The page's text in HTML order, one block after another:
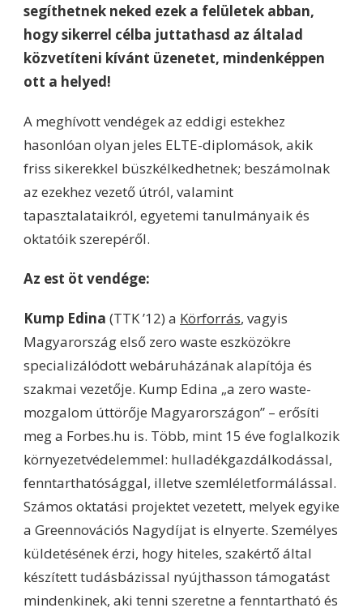
segíthetnek neked ezek a felületek abban,
hogy sikerrel célba juttathasd az általad
közvetíteni kívánt üzenetet, mindenképpen
ott a helyed!
A meghívott vendégek az eddigi estekhez
hasonlóan olyan jeles ELTE-diplomások, akik
friss sikerekkel büszkélkedhetnek; beszámolnak
az ezekhez vezető útról, valamint
tapasztalataikról, egyetemi tanulmányaik és
oktatóik szerepéről.
Az est öt vendége:
Kump Edina (TTK ’12) a Körforrás, vagyis
Magyarország első zero waste eszközökre
specializálódott webáruházának alapítója és
szakmai vezetője. Kump Edina „a zero waste-
mozgalom úttörője Magyarországon” – erősíti
meg a Forbes.hu is. Több, mint 15 éve foglalkozik
környezetvédelemmel: hulladékgazdálkodással,
fenntarthatósággal, illetve szemléletformálással.
Számos oktatási projektet vezetett, melyek egyike
a Greennovációs Nagydíjat is elnyerte. Személyes
küldetésének érzi, hogy hiteles, szakértő által
készített tudásbázissal nyújthasson támogatást
mindenkinek, aki tenni szeretne a fenntartható és